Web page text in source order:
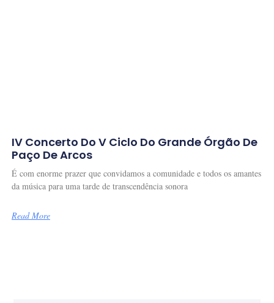
IV Concerto Do V Ciclo Do Grande Órgão De
Paço De Arcos
É com enorme prazer que convidamos a comunidade e todos os amantes
da música para uma tarde de transcendência sonora
Read More